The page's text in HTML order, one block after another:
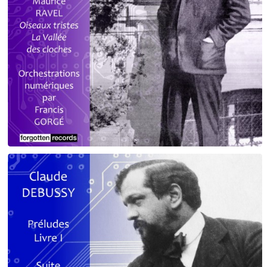
Debussy - Schmitt - Ravel
orchestrations numériques par Francis Gorgé